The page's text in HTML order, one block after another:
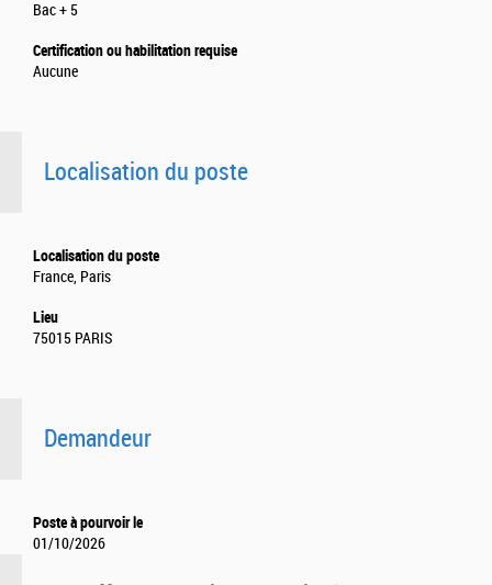
Bac + 5
Certification ou habilitation requise
Aucune
Localisation du poste
Localisation du poste
France, Paris
Lieu
75015 PARIS
Demandeur
Poste à pourvoir le
01/10/2026